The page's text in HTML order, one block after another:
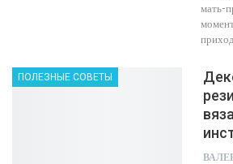
мать-
ПОЛЕЗНЫЕ СОВЕТЫ